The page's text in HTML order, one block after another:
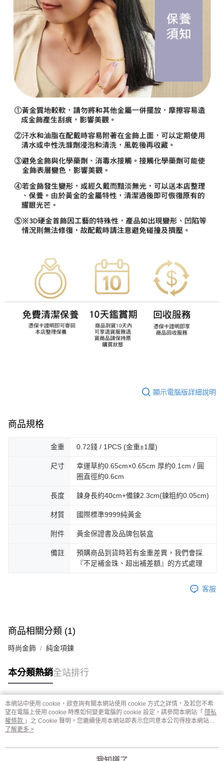
顯示電腦版詳細說明
商品規格
金重 0.72錢 / 1PCS (金重±1厘)
尺寸
幸運草約0.65cm×0.65cm 厚約0.1cm / 圓
圈直徑約0.6cm
長度 鍊身長約40cm+備鍊2.3cm(鍊粗約0.05cm)
材質 國際標準9999純黃金
附件 黃金保證書及品牌包裝盒
備註
預購商品到貨時若有金重差異，我們會採
『不足補金珠、超出補差額』的方式處理
客服
商品相關分類 (1)
時尚金飾 純金項鍊
本分類熱銷全站排行
熱門標籤
本網站中使用 cookie，欲查詢有關本網站使用 cookie 方式之詳情，及若您不希
望在電腦上使用 cookie 時應如何變更電腦的 cookie 設定，請參閱本網站「 隱私
權條款 」之 Cookie 聲明。您繼續使用本網站即表示您同意本公司得按本網站使
用條款之 Cookie 聲明使用 cookie。
了解更多 >